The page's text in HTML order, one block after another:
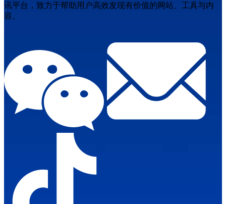
讯平台，致力于帮助用户高效发现有价值的网站、工具与内
容。